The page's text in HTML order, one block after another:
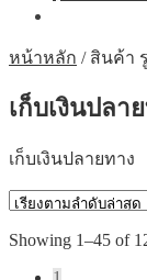
หน้าหลัก / สินค้า
เก็บเงินปลา
เก็บเงินปลายทาง
Showing 1–45 of